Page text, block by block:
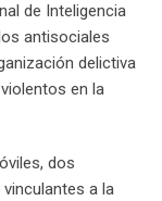
de Inteligencia
antisociales
delictiva
en la
dos
a la